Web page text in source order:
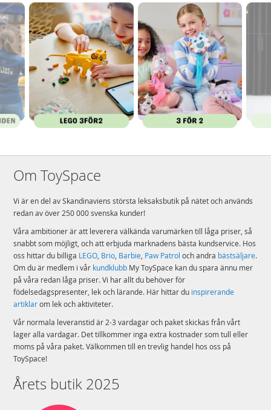
Om ToySpace
Vi är en del av Skandinaviens största leksaksbutik på nätet och används
redan av över 250 000 svenska kunder!
Våra ambitioner är att leverera välkända varumärken till låga priser, så
snabbt som möjligt, och att erbjuda marknadens bästa kundservice. Hos
oss hittar du billiga LEGO Brio Barbie Paw Patrol och andra bästsäljare.
Om du är medlem i vår kundklubb My ToySpace kan du spara ännu mer
på våra redan låga priser. Vi har allt du behöver för
födelsedagspresenter, lek och lärande. Här hittar du inspirerande
artiklarom lek och aktiviteter.
Vår normala leveranstid är 2-3 vardagar och paket skickas från vårt
lager alla vardagar. Det tillkommer inga extra kostnader som tull eller
moms på våra paket. Välkommen till en trevlig handel hos oss på
ToySpace!
Årets butik 2025